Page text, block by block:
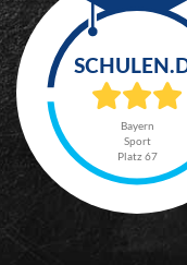
Bayern
Sport
Platz 67